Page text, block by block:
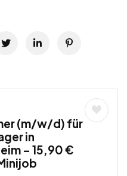
(m/w/d) für
in
– 15,90 €